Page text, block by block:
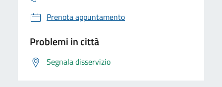
Prenota appuntamento
Problemi in città
Segnala disservizio